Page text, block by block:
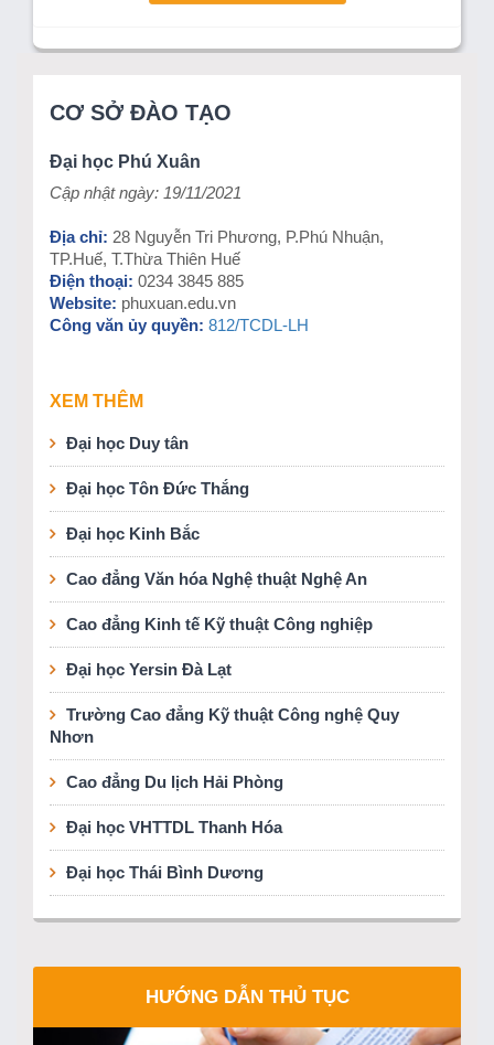
CƠ SỞ ĐÀO TẠO
Đại học Phú Xuân
Cập nhật ngày: 19/11/2021
Địa chỉ: 28 Nguyễn Tri Phương, P.Phú Nhuận,
TP.Huế, T.Thừa Thiên Huế
Điện thoại: 0234 3845 885
Website: phuxuan.edu.vn
Công văn ủy quyền: 812/TCDL-LH
XEM THÊM
Đại học Duy tân
Đại học Tôn Đức Thắng
Đại học Kinh Bắc
Cao đẳng Văn hóa Nghệ thuật Nghệ An
Cao đẳng Kinh tế Kỹ thuật Công nghiệp
Đại học Yersin Đà Lạt
Trường Cao đẳng Kỹ thuật Công nghệ Quy
Nhơn
Cao đẳng Du lịch Hải Phòng
Đại học VHTTDL Thanh Hóa
Đại học Thái Bình Dương
HƯỚNG DẪN THỦ TỤC